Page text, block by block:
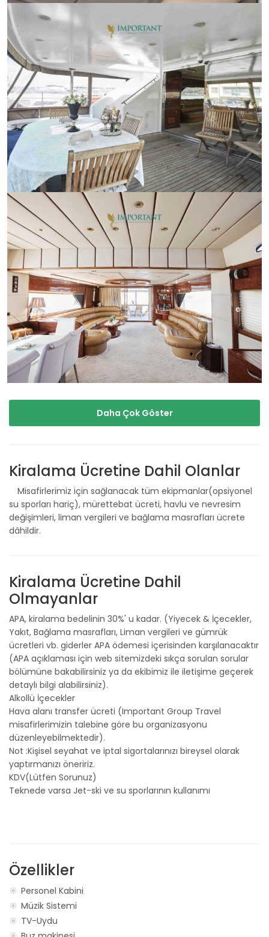
Daha Çok Göster
Kiralama Ücretine Dahil Olanlar
Misafirlerimiz için sağlanacak tüm ekipmanlar(opsiyonel
su sporları hariç), mürettebat ücreti, havlu ve nevresim
değişimleri, liman vergileri ve bağlama masrafları ücrete
dâhildir.
Kiralama Ücretine Dahil
Olmayanlar
APA, kiralama bedelinin 30%' u kadar. (Yiyecek & İçecekler,
Yakıt, Bağlama masrafları, Liman vergileri ve gümrük
ücretleri vb. giderler APA ödemesi içerisinden karşılanacaktır
(APA açıklaması için web sitemizdeki sıkça sorulan sorular
bölümüne bakabilirsiniz ya da ekibimiz ile iletişime geçerek
detaylı bilgi alabilirsiniz).
Alkollü İçecekler
Hava alanı transfer ücreti (Important Group Travel
misafirlerimizin talebine göre bu organizasyonu
düzenleyebilmektedir).
Not :Kişisel seyahat ve iptal sigortalarınızı bireysel olarak
yaptırmanızı öneririz.
KDV(Lütfen Sorunuz)
Teknede varsa Jet-ski ve su sporlarının kullanımı
Özellikler
Personel Kabini
Müzik Sistemi
TV-Uydu